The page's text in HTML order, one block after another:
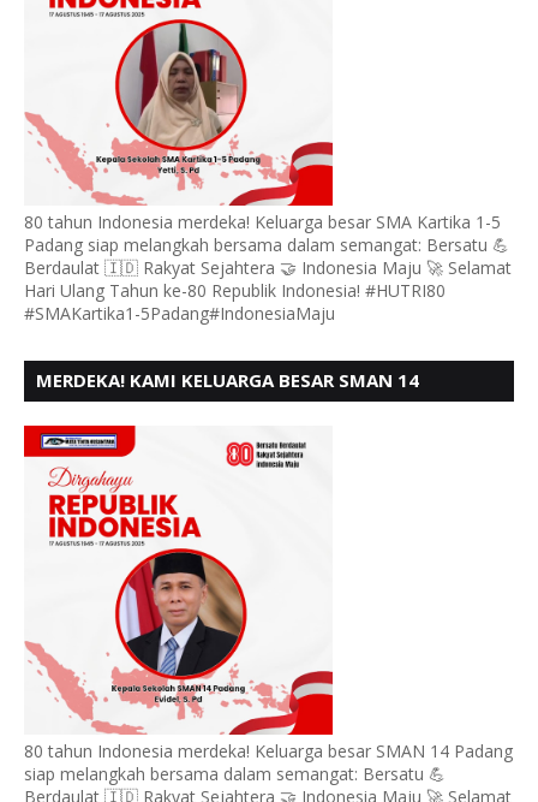
80 tahun Indonesia merdeka! Keluarga besar SMA Kartika 1-5
Padang siap melangkah bersama dalam semangat: Bersatu 💪
Berdaulat 🇮🇩 Rakyat Sejahtera 🤝 Indonesia Maju 🚀 Selamat
Hari Ulang Tahun ke-80 Republik Indonesia! #HUTRI80
#SMAKartika1-5Padang#IndonesiaMaju
MERDEKA! KAMI KELUARGA BESAR SMAN 14
80 tahun Indonesia merdeka! Keluarga besar SMAN 14 Padang
siap melangkah bersama dalam semangat: Bersatu 💪
Berdaulat 🇮🇩 Rakyat Sejahtera 🤝 Indonesia Maju 🚀 Selamat